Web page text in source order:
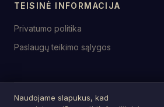
TEISINĖ INFORMACIJA
Privatumo politika
Paslaugų teikimo sąlygos
Naudojame slapukus, kad